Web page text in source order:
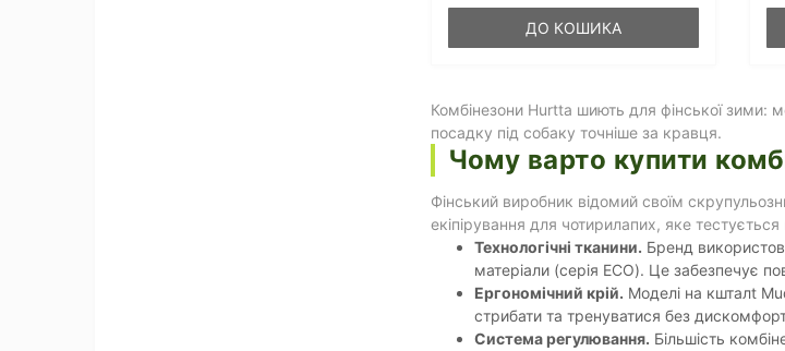
ДО КОШИКА
Комбінезони Hurtta шиють для фінської зими:
посадку під собаку точніше за кравця.
Чому варто купити
Фінський виробник відомий своїм
екіпірування для чотирилапих, яке
Технологічні тканини. Бренд
матеріали (серія ECO). Це забезпечує
Ергономічний крій. Моделі на кшталt
стрибати та тренуватися без
Система регулювання. Більшість